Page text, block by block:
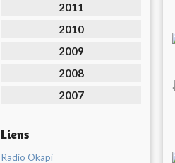
2011
2010
2009
2008
2007
Liens
Radio Okapi
.